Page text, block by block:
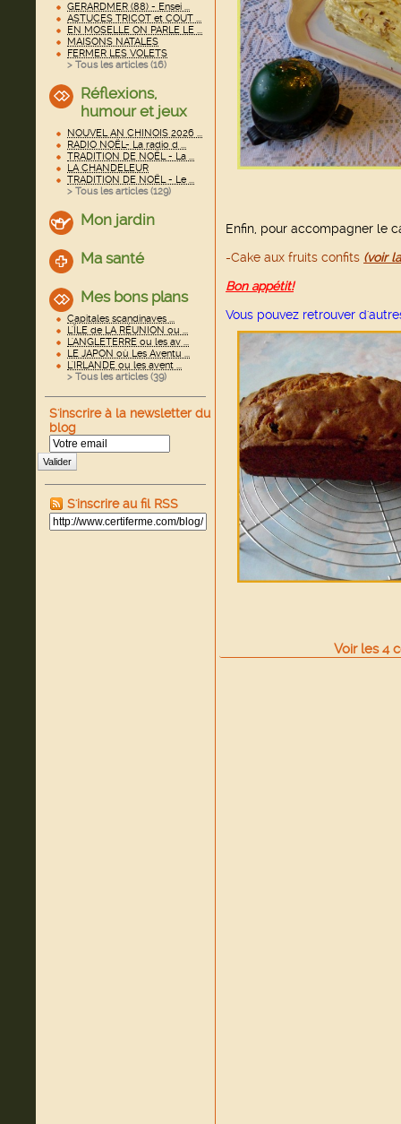
GERARDMER (88) - Ensei ...
ASTUCES TRICOT et COUT ...
EN MOSELLE ON PARLE LE ...
MAISONS NATALES
FERMER LES VOLETS
> Tous les articles (16)
Réflexions,
humour et jeux
NOUVEL AN CHINOIS 2026 ...
RADIO NOËL- La radio d ...
TRADITION DE NOËL - La ...
LA CHANDELEUR
TRADITION DE NOËL - Le ...
> Tous les articles (129)
Mon jardin
Ma santé
Mes bons plans
Capitales scandinaves ...
L'ÎLE de LA RÉUNION ou ...
L'ANGLETERRE ou les av ...
LE JAPON où Les Aventu ...
L'IRLANDE ou les avent ...
> Tous les articles (39)
S'inscrire à la newsletter du
blog
Valider
S'inscrire au fil RSS
Enfin, pour accompagner le
-Cake aux fruits confits (voir
Bon appétit!
Vous pouvez retrouver
Voir les4